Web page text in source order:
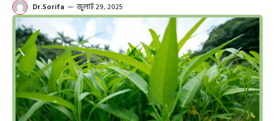
Dr.Sorifa — জুলাই 29, 2025